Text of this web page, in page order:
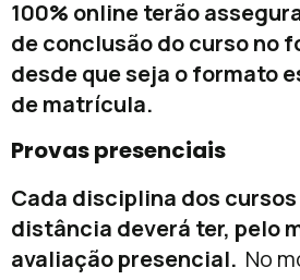
100% online terão
de conclusão do curso no
desde que seja o formato
de matrícula.
Provas presenciais
Cada disciplina dos
distância deverá ter, pelo
avaliação presencial. No